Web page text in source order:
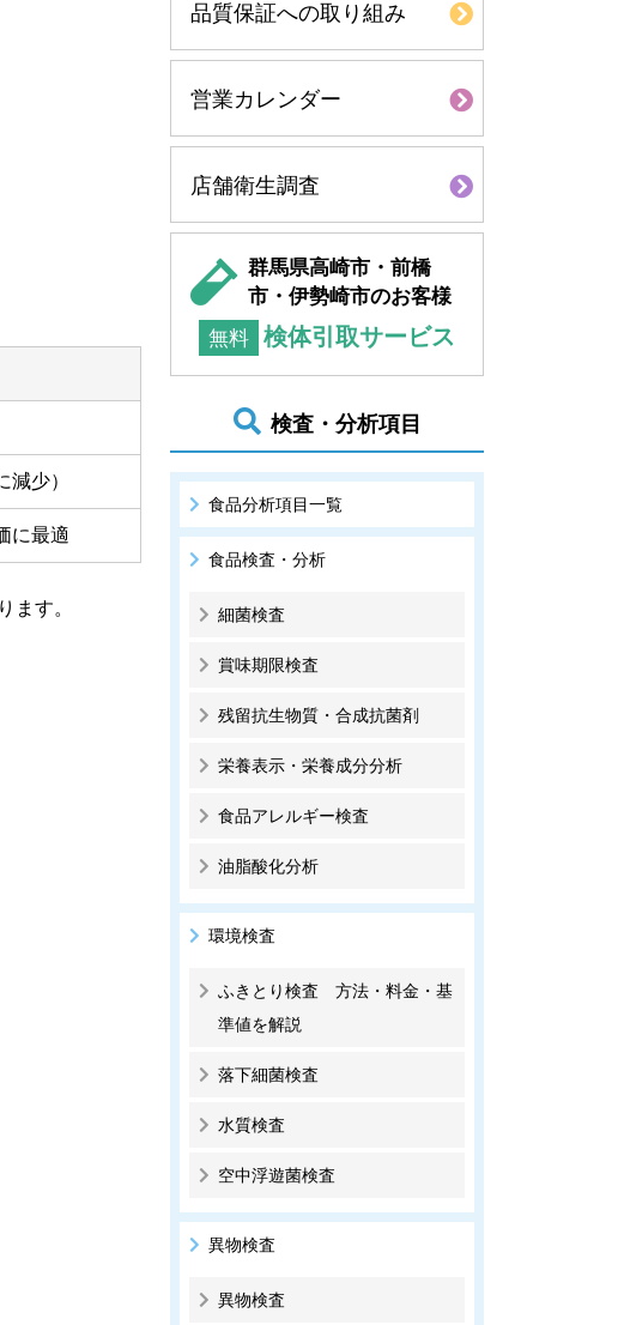
少）
に最適
ます。
品質保証への取り組み
営業カレンダー
店舗衛生調査
群馬県高崎市・前橋
市・伊勢崎市のお客様
無料 検体引取サービス
検査・分析項目
食品分析項目一覧
食品検査・分析
細菌検査
賞味期限検査
残留抗生物質・合成抗菌剤
栄養表示・栄養成分分析
食品アレルギー検査
油脂酸化分析
環境検査
ふきとり検査 方法・料金・基
準値を解説
落下細菌検査
水質検査
空中浮遊菌検査
異物検査
異物検査